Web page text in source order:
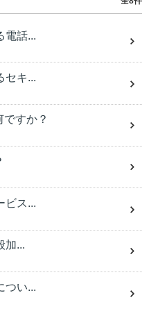
電話...
セキ...
すか？
ビス...
加...
つい...